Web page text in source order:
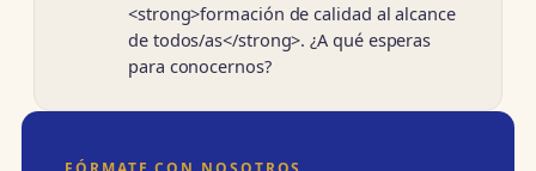
<strong>formación de calidad al alcance
de todos/as</strong>. ¿A qué esperas
para conocernos?